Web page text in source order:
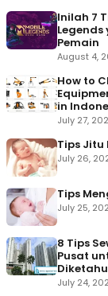
Inilah 7
Pemain
August 4,
How to
in
July 27,
Tips Jitu
July 26,
Tips
July 25,
8 Tips
Pusat
July 24,